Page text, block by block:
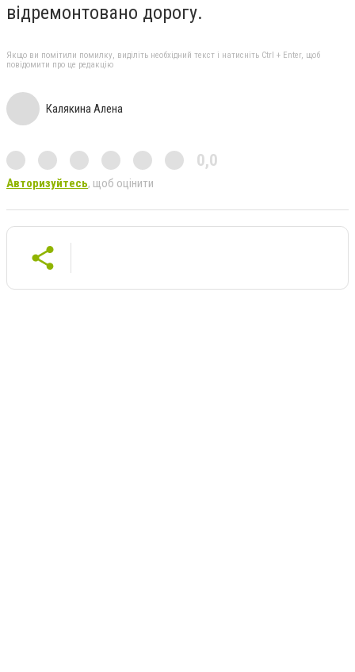
відремонтовано дорогу.
Якщо ви помітили помилку, виділіть необхідний текст і натисніть Ctrl + Enter, щоб
повідомити про це редакцію
Калякина Алена
0,0
Авторизуйтесь, щоб оцінити